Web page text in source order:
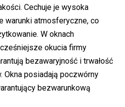
Cechuje je wysoka
warunki atmosferyczne, co
W oknach
okucia firmy
bezawaryjność i trwałość
Okna posiadają poczwórny
bezwarunkową